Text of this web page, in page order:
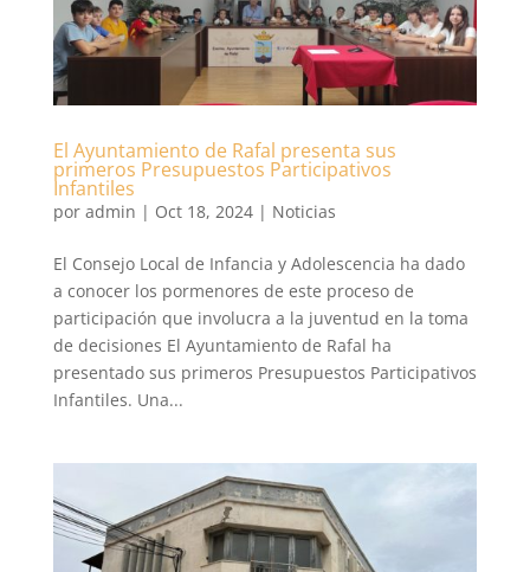
El Ayuntamiento de Rafal presenta sus
primeros Presupuestos Participativos
Infantiles
por admin | Oct 18, 2024| Noticias
El Consejo Local de Infancia y Adolescencia ha dado
a conocer los pormenores de este proceso de
participación que involucra a la juventud en la toma
de decisiones El Ayuntamiento de Rafal ha
presentado sus primeros Presupuestos Participativos
Infantiles. Una...